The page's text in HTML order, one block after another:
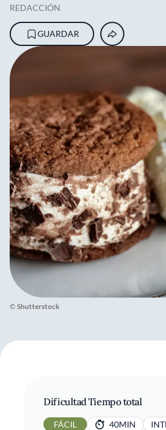
© Shutterstock
REDACCIÓN
GUARDAR
Dificultad
FÁCIL
Tiempo total
40MIN